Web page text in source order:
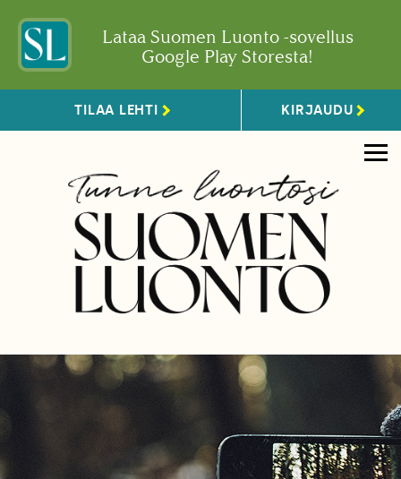
Lataa Suomen Luonto -sovellus
Google Play Storesta!
TILAA LEHTI KIRJAUDU